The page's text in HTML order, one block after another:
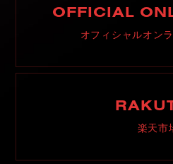
OFFICIAL
オフィシャルオン
楽天市